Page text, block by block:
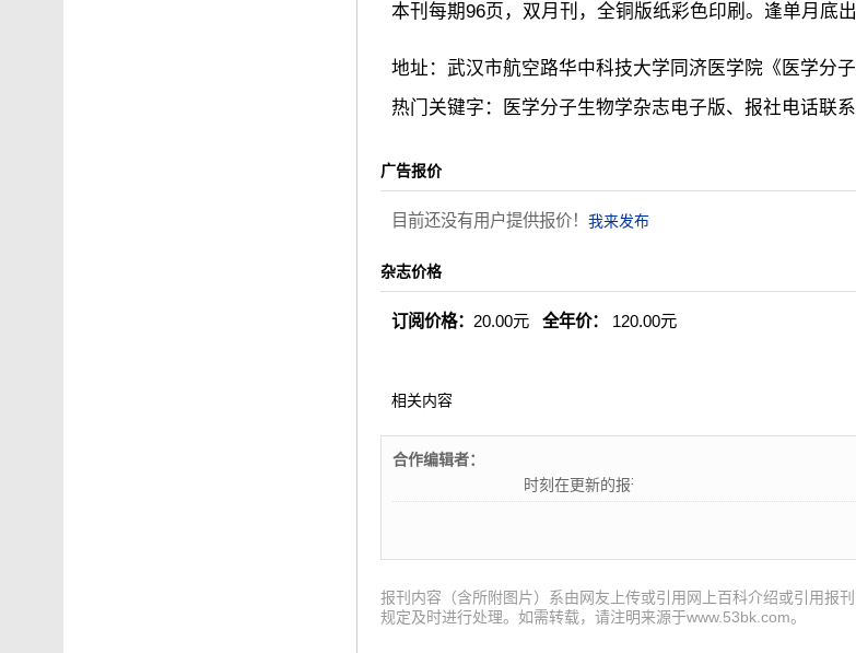
本刊每期96页，双月刊，全铜版纸彩色印刷。逢单月底出
地址：武汉市航空路华中科技大学同济医学院《医学分子
热门关键字：医学分子生物学杂志电子版、报社电话联
广告报价
目前还没有用户提供报价！ 我来发布
杂志价格
订阅价格： 20.00元 全年价： 120.00元
相关内容
合作编辑者：
时刻在更新的报刊! 53报刊大全为各位读者朋友
报刊内容（含所附图片）系由网友上传或引用网上百科介绍或引用报
规定及时进行处理。如需转载，请注明来源于www.53bk.com。